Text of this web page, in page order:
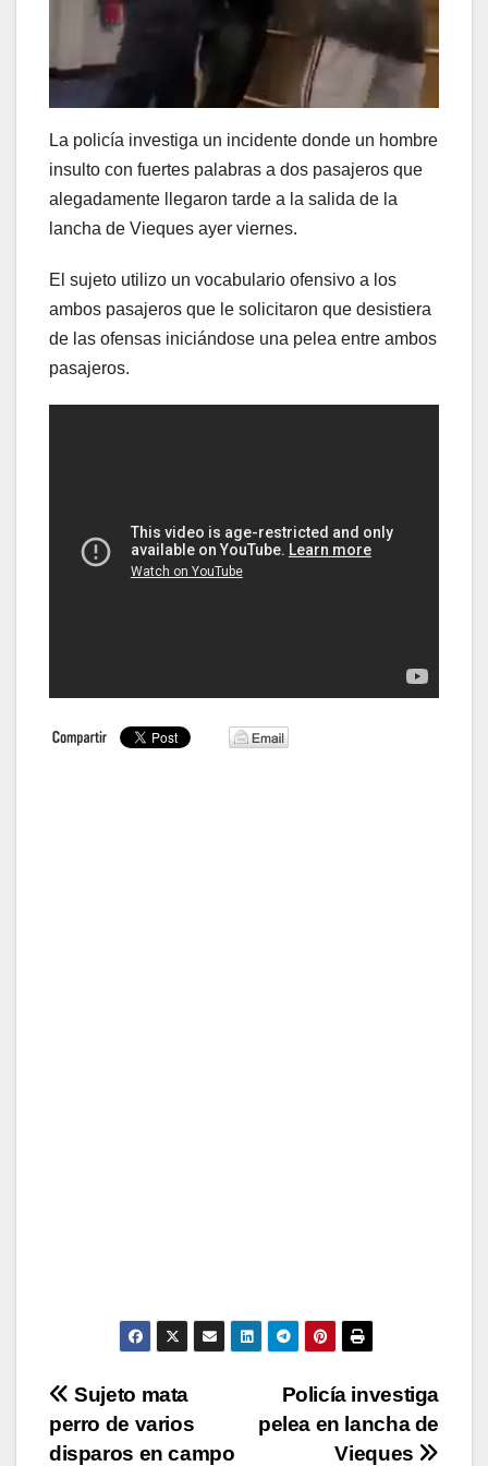
La policía investiga un incidente donde un hombre
insulto con fuertes palabras a dos pasajeros que
alegadamente llegaron tarde a la salida de la
lancha de Vieques ayer viernes.
El sujeto utilizo un vocabulario ofensivo a los
ambos pasajeros que le solicitaron que desistiera
de las ofensas iniciándose una pelea entre ambos
pasajeros.
Navegación
de
Policía investiga
pelea en lancha de
Vieques
Sujeto mata
perro de varios
disparos en campo